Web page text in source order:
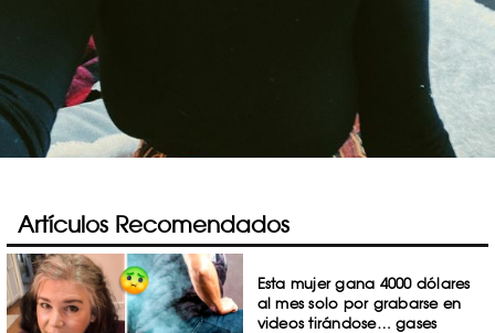
Artículos Recomendados
Esta mujer gana 4000 dólares
al mes solo por grabarse en
videos tirándose… gases